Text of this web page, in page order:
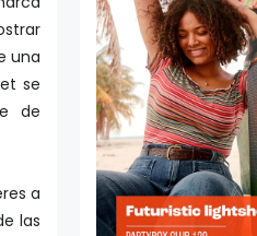
una
se
de
a
las